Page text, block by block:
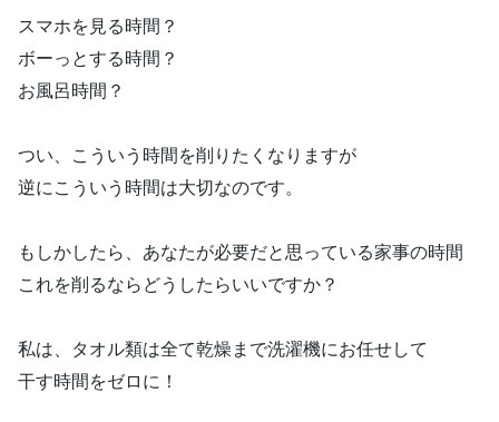
スマホを見る時間？
ボーっとする時間？
お風呂時間？
つい、こういう時間を削りたくなりますが
逆にこういう時間は大切なのです。
もしかしたら、あなたが必要だと思っている家事の時間
これを削るならどうしたらいいですか？
私は、タオル類は全て乾燥まで洗濯機にお任せして
干す時間をゼロに！